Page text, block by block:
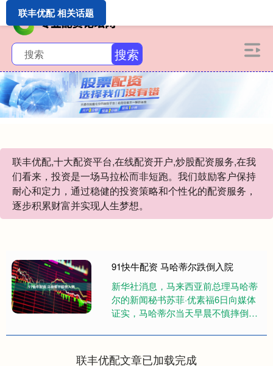
搜索
联丰优配,十大配资平台,在线配资开户,炒股配资服务,在我
们看来，投资是一场马拉松而非短跑。我们鼓励客户保持
耐心和定力，通过稳健的投资策略和个性化的配资服务，
逐步积累财富并实现人生梦想。
联丰优配 相关话题
91快牛配资 马哈蒂尔跌倒入院
新华社消息，马来西亚前总理马哈蒂
尔的新闻秘书苏菲·优素福6日向媒体
证实，马哈蒂尔当天早晨不慎摔倒，
接受治疗。 苏菲表示，马哈蒂尔....
联丰优配文章已加载完成